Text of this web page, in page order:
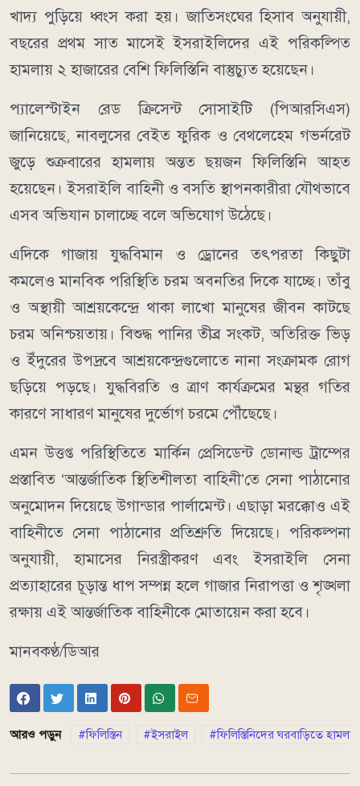
খাদ্য পুড়িয়ে ধ্বংস করা হয়। জাতিসংঘের হিসাব অনুযায়ী,
বছরের প্রথম সাত মাসেই ইসরাইলিদের এই পরিকল্পিত
হামলায় ২ হাজারের বেশি ফিলিস্তিনি বাস্তুচ্যুত হয়েছেন।
প্যালেস্টাইন রেড ক্রিসেন্ট সোসাইটি (পিআরসিএস)
জানিয়েছে, নাবলুসের বেইত ফুরিক ও বেথলেহেম গভর্নরেট
জুড়ে শুক্রবারের হামলায় অন্তত ছয়জন ফিলিস্তিনি আহত
হয়েছেন। ইসরাইলি বাহিনী ও বসতি স্থাপনকারীরা যৌথভাবে
এসব অভিযান চালাচ্ছে বলে অভিযোগ উঠেছে।
এদিকে গাজায় যুদ্ধবিমান ও ড্রোনের তৎপরতা কিছুটা
কমলেও মানবিক পরিস্থিতি চরম অবনতির দিকে যাচ্ছে। তাঁবু
ও অস্থায়ী আশ্রয়কেন্দ্রে থাকা লাখো মানুষের জীবন কাটছে
চরম অনিশ্চয়তায়। বিশুদ্ধ পানির তীব্র সংকট, অতিরিক্ত ভিড়
ও ইঁদুরের উপদ্রবে আশ্রয়কেন্দ্রগুলোতে নানা সংক্রামক রোগ
ছড়িয়ে পড়ছে। যুদ্ধবিরতি ও ত্রাণ কার্যক্রমের মন্থর গতির
কারণে সাধারণ মানুষের দুর্ভোগ চরমে পৌঁছেছে।
এমন উত্তপ্ত পরিস্থিতিতে মার্কিন প্রেসিডেন্ট ডোনাল্ড ট্রাম্পের
প্রস্তাবিত ‘আন্তর্জাতিক স্থিতিশীলতা বাহিনী’তে সেনা পাঠানোর
অনুমোদন দিয়েছে উগান্ডার পার্লামেন্ট। এছাড়া মরক্কোও এই
বাহিনীতে সেনা পাঠানোর প্রতিশ্রুতি দিয়েছে। পরিকল্পনা
অনুযায়ী, হামাসের নিরস্ত্রীকরণ এবং ইসরাইলি সেনা
প্রত্যাহারের চূড়ান্ত ধাপ সম্পন্ন হলে গাজার নিরাপত্তা ও শৃঙ্খলা
রক্ষায় এই আন্তর্জাতিক বাহিনীকে মোতায়েন করা হবে।
মানবকণ্ঠ/ডিআর
আরও পড়ুন ফিলিস্তিন ইসরাইল ফিলিস্তিনিদের ঘরবাড়িতে হামলা